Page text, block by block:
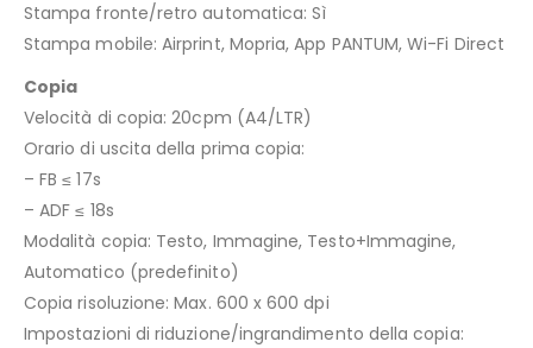
Stampa fronte/retro automatica: Sì
Stampa mobile: Airprint, Mopria, App PANTUM, Wi-Fi Direct
Copia
Velocità di copia: 20cpm (A4/LTR)
Orario di uscita della prima copia:
– FB ≤ 17s
– ADF ≤ 18s
Modalità copia: Testo, Immagine, Testo+Immagine,
Automatico (predefinito)
Copia risoluzione: Max. 600 x 600 dpi
Impostazioni di riduzione/ingrandimento della copia: